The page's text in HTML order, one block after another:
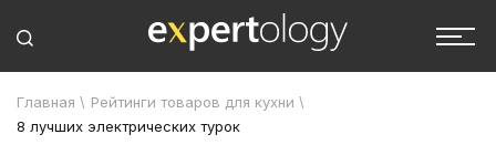
Главная \ Рейтинги товаров для кухни \
8 лучших электрических турок